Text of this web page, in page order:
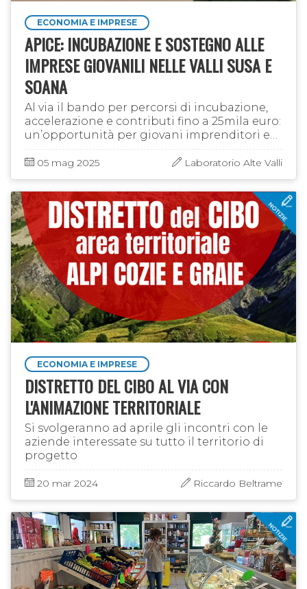
ECONOMIA E IMPRESE
APICE: INCUBAZIONE E SOSTEGNO ALLE
IMPRESE GIOVANILI NELLE VALLI SUSA E
SOANA
Al via il bando per percorsi di incubazione,
accelerazione e contributi fino a 25mila euro:
un’opportunità per giovani imprenditori e
imprenditrici
05 mag 2025 Laboratorio Alte Valli
ECONOMIA E IMPRESE
DISTRETTO DEL CIBO AL VIA CON
L'ANIMAZIONE TERRITORIALE
Si svolgeranno ad aprile gli incontri con le
aziende interessate su tutto il territorio di
progetto
20 mar 2024 Riccardo Beltrame